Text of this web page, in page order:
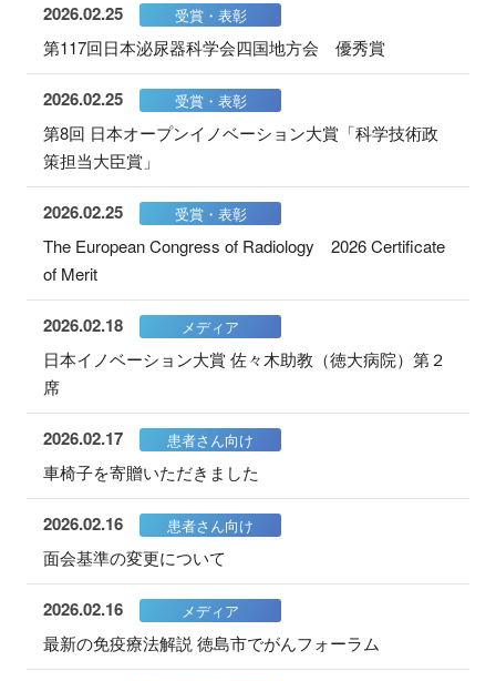
2026.02.25 受賞・表彰
第117回日本泌尿器科学会四国地方会 優秀賞
2026.02.25 受賞・表彰
第8回 日本オープンイノベーション大賞「科学技術政
策担当大臣賞」
2026.02.25 受賞・表彰
The European Congress of Radiology 2026 Certificate
of Merit
2026.02.18 メディア
日本イノベーション大賞 佐々木助教（徳大病院）第２
席
2026.02.17 患者さん向け
車椅子を寄贈いただきました
2026.02.16 患者さん向け
面会基準の変更について
2026.02.16 メディア
最新の免疫療法解説 徳島市でがんフォーラム